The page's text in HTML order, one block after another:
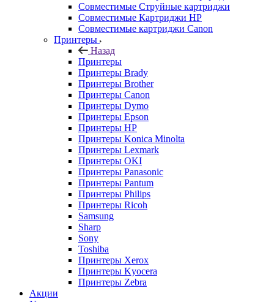
Совместимые Струйные картриджи
Совместимые Картриджи HP
Совместимые картриджи Canon
Принтеры
Назад
Принтеры
Принтеры Brady
Принтеры Brother
Принтеры Canon
Принтеры Dymo
Принтеры Epson
Принтеры HP
Принтеры Konica Minolta
Принтеры Lexmark
Принтеры OKI
Принтеры Panasonic
Принтеры Pantum
Принтеры Philips
Принтеры Ricoh
Samsung
Sharp
Sony
Toshiba
Принтеры Xerox
Принтеры Kyocera
Принтеры Zebra
Акции